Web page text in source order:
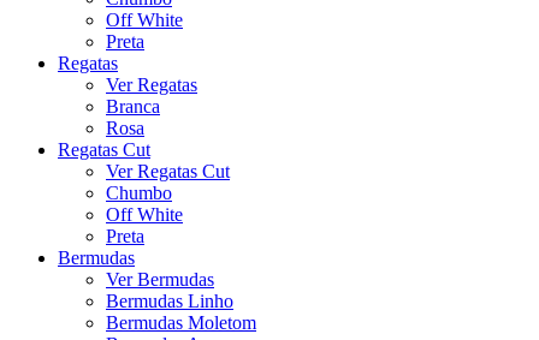
Off White
Preta
Regatas
Ver Regatas
Branca
Rosa
Regatas Cut
Ver Regatas Cut
Chumbo
Off White
Preta
Bermudas
Ver Bermudas
Bermudas Linho
Bermudas Moletom